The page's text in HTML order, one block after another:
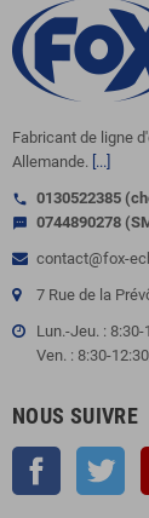
Fabricant de ligne
Allemande. [...]
call 0130522385
sms
0744890278
contact@fox-
7 Rue de la
Lun.-Jeu. :
Ven. : 8:30-
NOUS SUIVRE
Facebook